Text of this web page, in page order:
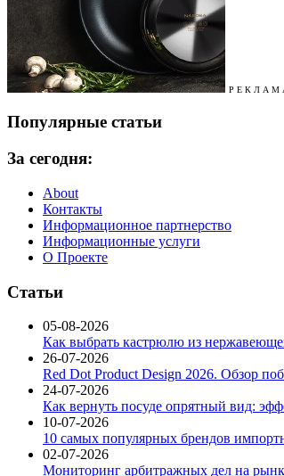
Р Е К Л А М
Популярные статьи
За сегодня:
About
Контакты
Информационное партнерство
Информационные услуги
О Проекте
Статьи
05-08-2026
Как выбрать кастрюлю из
26-07-2026
Red Dot Product Design 2026. Обзор
24-07-2026
Как вернуть посуде опрятный вид:
10-07-2026
10 самых популярных брендов
02-07-2026
Мониторинг арбитражных дел на